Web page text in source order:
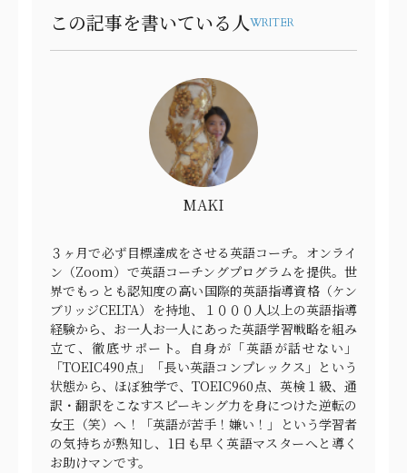
この記事を書いている人WRITER
MAKI
３ヶ月で必ず目標達成をさせる英語コーチ。オンライ
ン（Zoom）で英語コーチングプログラムを提供。世
界でもっとも認知度の高い国際的英語指導資格（ケン
ブリッジCELTA）を持地、１０００人以上の英語指導
経験から、お一人お一人にあった英語学習戦略を組み
立て、徹底サポート。自身が「英語が話せない」
「TOEIC490点」「長い英語コンプレックス」という
状態から、ほぼ独学で、TOEIC960点、英検１級、通
訳・翻訳をこなすスピーキング力を身につけた逆転の
女王（笑）へ！「英語が苦手！嫌い！」という学習者
の気持ちが熟知し、1日も早く英語マスターへと導く
お助けマンです。